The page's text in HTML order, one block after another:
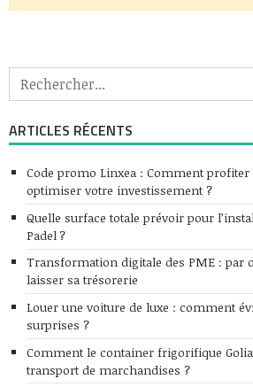
ARTICLES RÉCENTS
Code promo Linxea : Comment
optimiser votre investissement ?
Quelle surface totale prévoir pour
Padel ?
Transformation digitale des PME : par
laisser sa trésorerie
Louer une voiture de luxe : comment
surprises ?
Comment le container frigorifique
transport de marchandises ?